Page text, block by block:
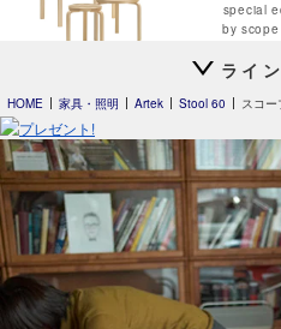
special
by
Stool 60
別注リノリウム 無着色
Stool
コントラ
ライ
HOME 家具・照明 Artek Stool 60 スコ